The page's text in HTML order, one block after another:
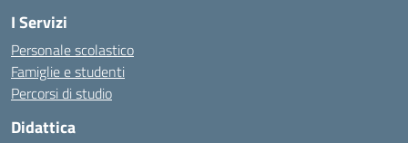
I Servizi
Personale scolastico
Famiglie e studenti
Percorsi di studio
Didattica